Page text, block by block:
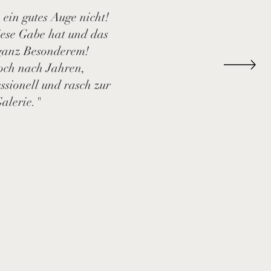
gutes Auge nicht!
Gabe hat und das
Besonderem!
nach Jahren,
und rasch zur